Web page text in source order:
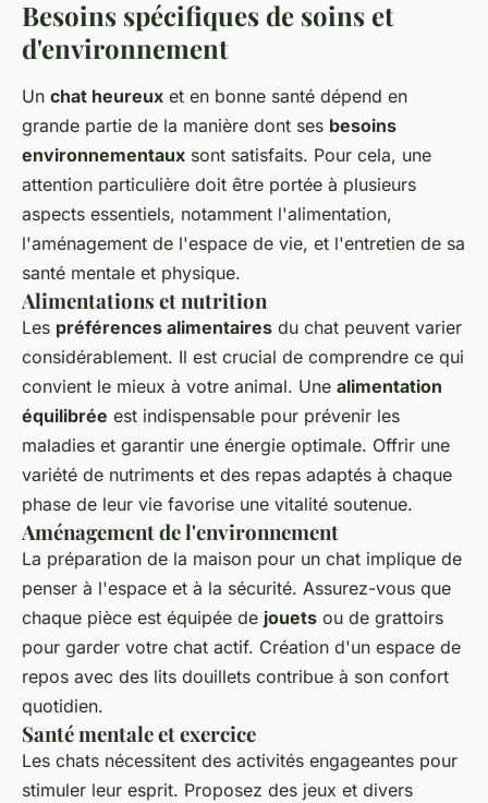
Besoins spécifiques de soins et
d'environnement
Un chat heureux et en bonne santé dépend en
grande partie de la manière dont ses besoins
environnementaux sont satisfaits. Pour cela, une
attention particulière doit être portée à plusieurs
aspects essentiels, notamment l'alimentation,
l'aménagement de l'espace de vie, et l'entretien de sa
santé mentale et physique.
Alimentations et nutrition
Les préférences alimentaires du chat peuvent varier
considérablement. Il est crucial de comprendre ce qui
convient le mieux à votre animal. Une alimentation
équilibrée est indispensable pour prévenir les
maladies et garantir une énergie optimale. Offrir une
variété de nutriments et des repas adaptés à chaque
phase de leur vie favorise une vitalité soutenue.
Aménagement de l'environnement
La préparation de la maison pour un chat implique de
penser à l'espace et à la sécurité. Assurez-vous que
chaque pièce est équipée de jouets ou de grattoirs
pour garder votre chat actif. Création d'un espace de
repos avec des lits douillets contribue à son confort
quotidien.
Santé mentale et exercice
Les chats nécessitent des activités engageantes pour
stimuler leur esprit. Proposez des jeux et divers